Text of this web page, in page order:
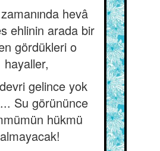
hevâ
ehlinin arada bir
gördükleri o
hayaller,
gelince yok
Su görününce
hükmü